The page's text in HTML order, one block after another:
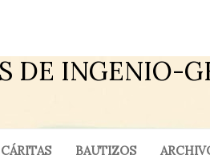
DE INGENIO-
CÁRITAS BAUTIZOS